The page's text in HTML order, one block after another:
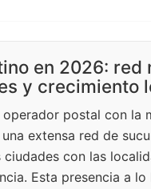
en 2026: red
y crecimiento
postal con la
extensa red de
con las
Esta presencia a